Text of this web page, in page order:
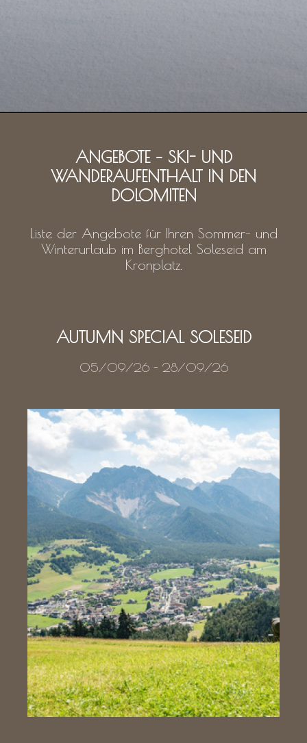
ANGEBOTE – SKI- UND
WANDERAUFENTHALT IN DEN
DOLOMITEN
Liste der Angebote für Ihren Sommer- und
Winterurlaub im Berghotel Soleseid am
Kronplatz.
AUTUMN SPECIAL SOLESEID
05/09/26- 28/09/26